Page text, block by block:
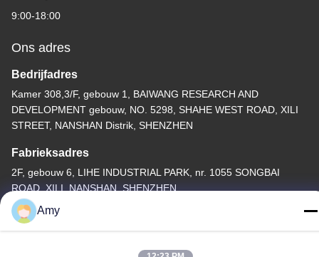
9:00-18:00
Ons adres
Bedrijfadres
Kamer 308,3/F, gebouw 1, BAIWANG RESEARCH AND
DEVELOPMENT gebouw, NO. 5298, SHAHE WEST ROAD, XILI
STREET, NANSHAN Distrik, SHENZHEN
Fabrieksadres
2F, gebouw 6, LIHE INDUSTRIAL PARK, nr. 1055 SONGBAI
ROAD, XILI, NANSHAN, SHENZHEN
Telefoon
86-755-83983496
Amy